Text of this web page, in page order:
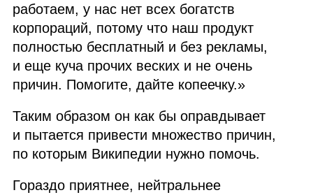
работаем, у нас нет всех богатств
корпораций, потому что наш продукт
полностью бесплатный и без рекламы,
и еще куча прочих веских и не очень
причин. Помогите, дайте копеечку.»
Таким образом он как бы оправдывает
и пытается привести множество причин,
по которым Википедии нужно помочь.
Гораздо приятнее, нейтральнее